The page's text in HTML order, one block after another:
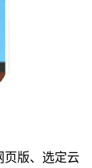
版、选定云